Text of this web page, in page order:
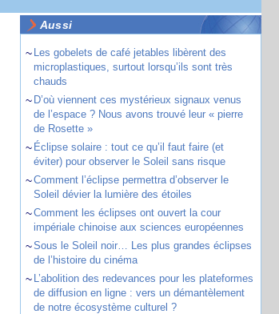
Aussi
~ Les gobelets de café jetables libèrent des
microplastiques, surtout lorsqu’ils sont très
chauds
~ D’où viennent ces mystérieux signaux venus
de l’espace ? Nous avons trouvé leur « pierre
de Rosette »
~ Éclipse solaire : tout ce qu’il faut faire (et
éviter) pour observer le Soleil sans risque
~Comment l’éclipse permettra d’observer le
Soleil dévier la lumière des étoiles
~Comment les éclipses ont ouvert la cour
impériale chinoise aux sciences européennes
~Sous le Soleil noir… Les plus grandes éclipses
de l’histoire du cinéma
~ L’abolition des redevances pour les plateformes
de diffusion en ligne : vers un démantèlement
de notre écosystème culturel ?